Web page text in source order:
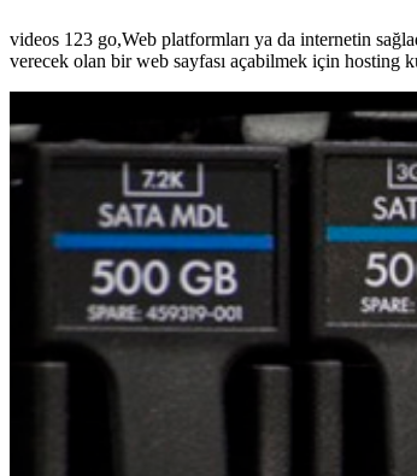
videos 123 go,Web platformları ya da internetin
verecek olan bir web sayfası açabilmek için hosting